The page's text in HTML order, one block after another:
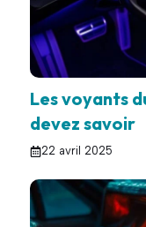
Les voyants
devez savoir
22 avril 2025